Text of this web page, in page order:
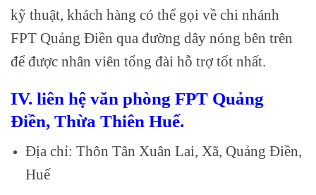
kỹ thuật, khách hàng có thể gọi về chi nhánh
FPT Quảng Điền qua đường dây nóng bên trên
để được nhân viên tổng đài hỗ trợ tốt nhất.
IV. liên hệ văn phòng FPT Quảng
Điền, Thừa Thiên Huế.
Địa chỉ: Thôn Tân Xuân Lai, Xã, Quảng Điền,
Huế